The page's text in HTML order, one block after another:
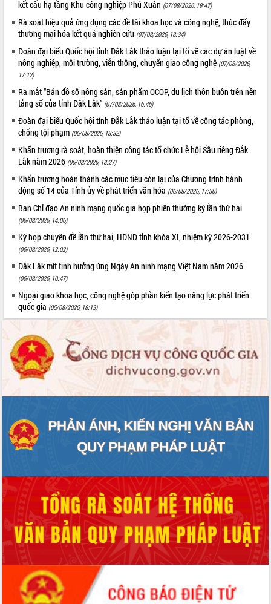
Xã Ea Kar bước chuyển mình trong
công tác cải cách hành chính mô hình
mới
UBND tỉnh họp báo định kỳ tháng 4
năm 2026
Hội thảo khoa học “Giải pháp thúc đẩy
phát triển nền kinh tế xanh tại tỉnh
Đắk Lắk”
hiện nhiệm vụ quản lý tài sản công
hàng tuần
Tháo gỡ những vướng mắc, đẩy mạnh
công tác cải cách thủ tục hành chính
tại Trung tâm Phục vụ hành chính
công tỉnh
Đắk Lắk: Tôn vinh 46 giải pháp tại Hội
thi Sáng tạo Kỹ thuật 2024 - 2025
Đắk Lắk rà soát, điều chỉnh Đề án 190
về phát triển nuôi trồng thủy sản
Trương Công Thái kiểm tra thực địa
Dự án cao tốc Khánh Hòa - Buôn Ma
Thuột
Định vị cà phê Việt Nam như một “di
sản sống” trong dòng chảy toàn cầu
Xây dựng nông thôn mới: Nâng cao đời
sống người dân từ những mô hình thiết
thực
Quyết liệt tháo gỡ vướng mắc, đẩy
nhanh tiến độ các dự án trọng điểm
trong Khu kinh tế Nam Phú Yên
Hòn Yến phát triển du lịch gắn với bảo
tồn biển
Lấy ý kiến điều chỉnh Quy hoạch tỉnh
Đắk Lắk thời kỳ 2021-2030, tầm nhìn
Phát động chiến dịch 30 ngày đêm
giải phóng mặt bằng Tuyến đường bộ
ven biển
Đắk Lắk nỗ lực thúc đẩy tăng trưởng
kinh tế từ 10% trở lên trong Quý
II/2026
Đắk Lắk ký kết thỏa thuận hợp tác về
chuyển đổi số giai đoạn 2026 – 2030
với Tập đoàn Bưu chính Viễn thông
Việt Nam
kết cấu hạ tầng Khu công nghiệp Phú Xuân (07/08/2026, 19:47)
Rà soát hiệu quả ứng dụng các đề tài khoa học và công nghệ, thúc đẩy
thương mại hóa kết quả nghiên cứu (07/08/2026, 18:34)
Đoàn đại biểu Quốc hội tỉnh Đắk Lắk thảo luận tại tổ về các dự án luật về
nông nghiệp, môi trường, viễn thông, chuyển giao công nghệ (07/08/2026,
17:12)
Ra mắt “Bản đồ số nông sản, sản phẩm OCOP, du lịch thôn buôn trên nền
tảng số của tỉnh Đắk Lắk” (07/08/2026, 16:46)
Đoàn đại biểu Quốc hội tỉnh Đắk Lắk thảo luận tại tổ về công tác phòng,
chống tội phạm (06/08/2026, 18:32)
Khẩn trương rà soát, hoàn thiện công tác tổ chức Lễ hội Sầu riêng Đắk
Lắk năm 2026 (06/08/2026, 18:27)
Khẩn trương hoàn thành các mục tiêu còn lại của Chương trình hành
động số 14 của Tỉnh ủy về phát triển văn hóa (06/08/2026, 17:30)
Ban Chỉ đạo An ninh mạng quốc gia họp phiên thường kỳ lần thứ hai
(06/08/2026, 14:06)
Kỳ họp chuyên đề lần thứ hai, HĐND tỉnh khóa XI, nhiệm kỳ 2026-2031
(06/08/2026, 12:02)
Đắk Lắk mít tinh hưởng ứng Ngày An ninh mạng Việt Nam năm 2026
(06/08/2026, 10:47)
Ngoại giao khoa học, công nghệ góp phần kiến tạo năng lực phát triển
quốc gia (05/08/2026, 18:13)